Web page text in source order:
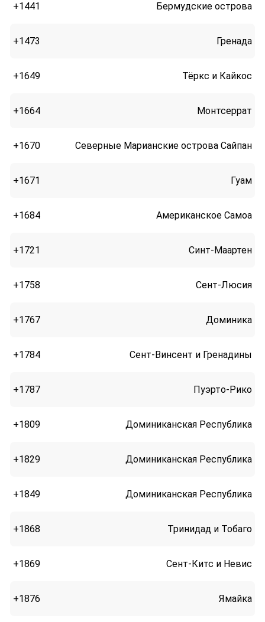
+1441 Бермудские острова
+1473 Гренада
+1649 Тёркс и Кайкос
+1664 Монтсеррат
+1670 Северные Марианские острова Сайпан
+1671 Гуам
+1684 Американское Самоа
+1721 Синт-Маартен
+1758 Сент-Люсия
+1767 Доминика
+1784 Сент-Винсент и Гренадины
+1787 Пуэрто-Рико
+1809 Доминиканская Республика
+1829 Доминиканская Республика
+1849 Доминиканская Республика
+1868 Тринидад и Тобаго
+1869 Сент-Китс и Невис
+1876 Ямайка